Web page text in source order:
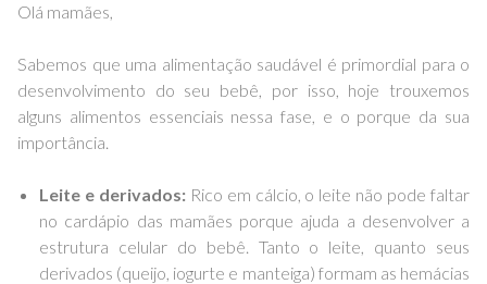
Olá mamães,
Sabemos que uma alimentação saudável é primordial para o
desenvolvimento do seu bebê, por isso, hoje trouxemos
alguns alimentos essenciais nessa fase, e o porque da sua
importância.
Leite e derivados: Rico em cálcio, o leite não pode faltar
no cardápio das mamães porque ajuda a desenvolver a
estrutura celular do bebê. Tanto o leite, quanto seus
derivados (queijo, iogurte e manteiga) formam as hemácias